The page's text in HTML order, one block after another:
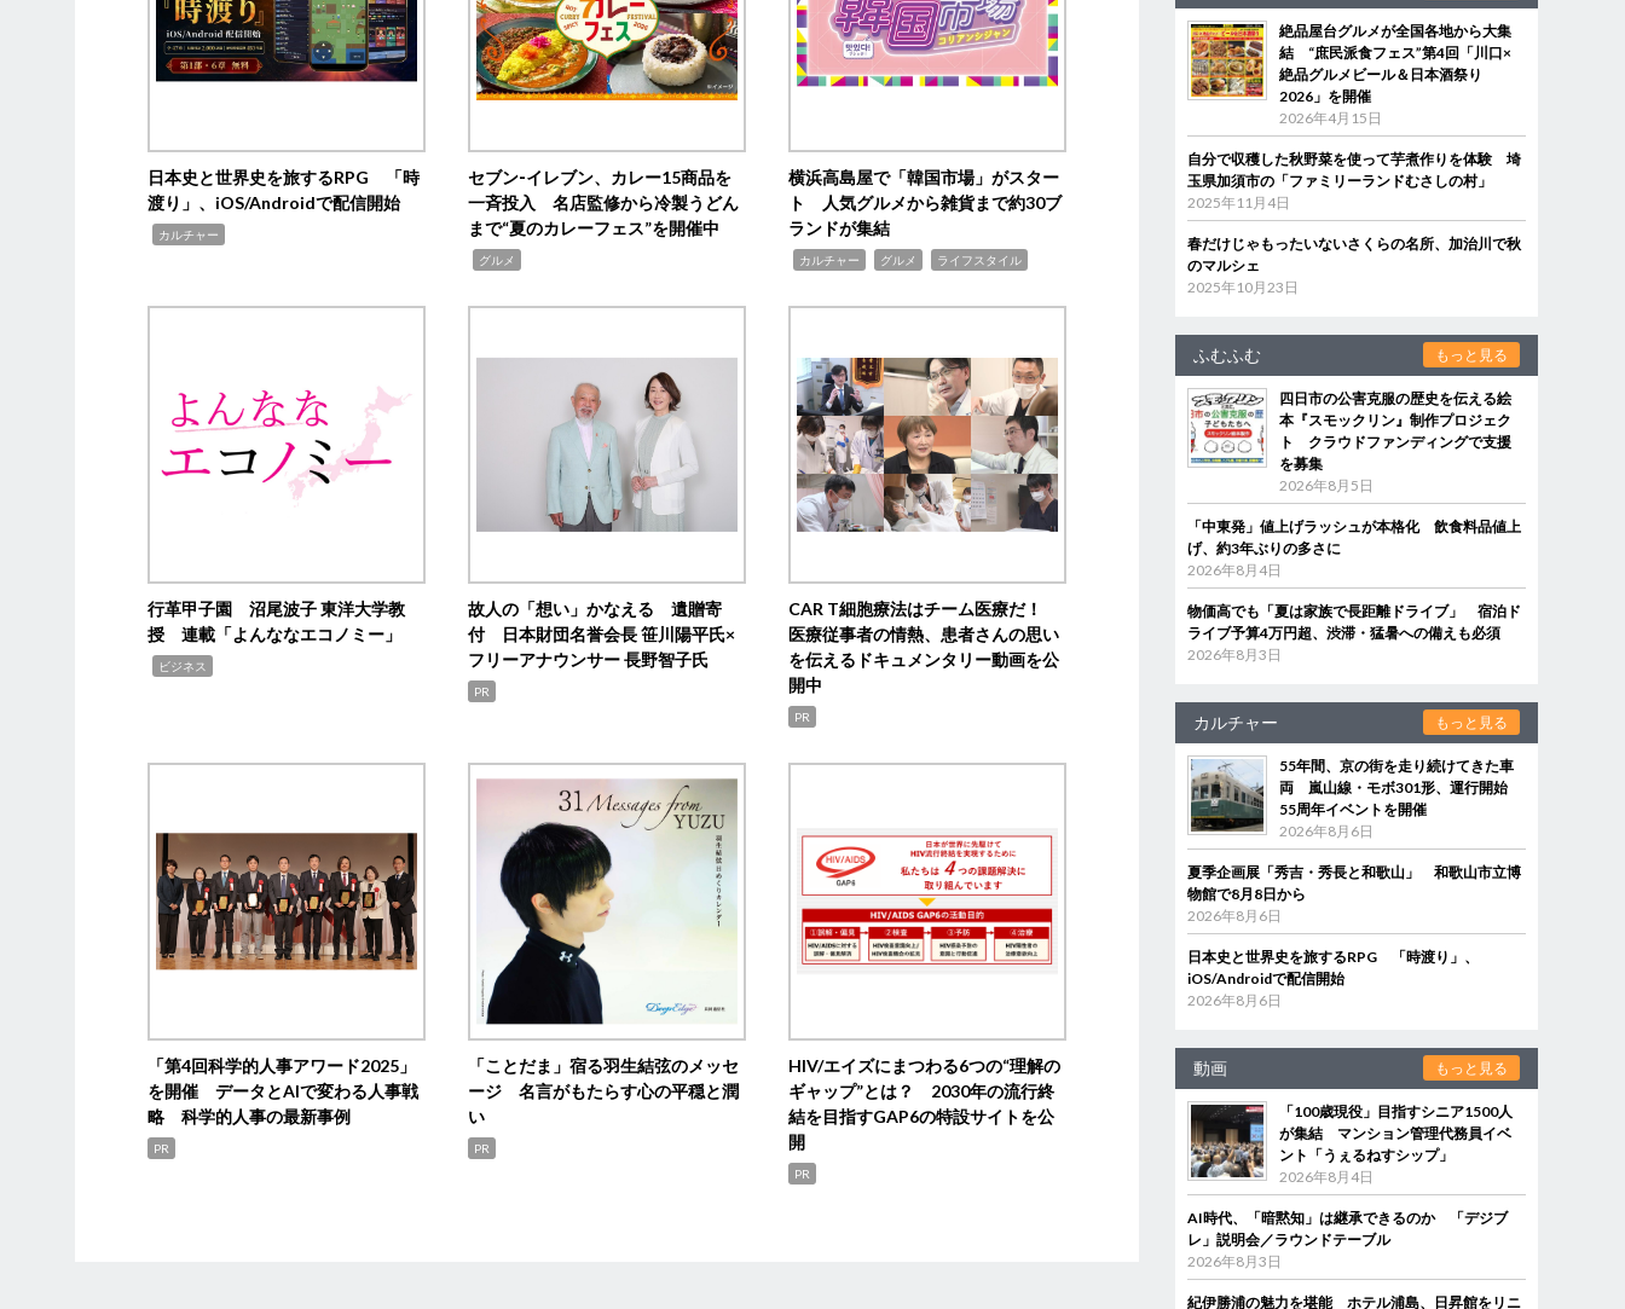
日本史と世界史を旅するRPG 「時
渡り」、iOS/Androidで配信開始
カルチャー
セブン‐イレブン、カレー15商品を
一斉投入 名店監修から冷製うどん
まで“夏のカレーフェス”を開催中
グルメ
横浜高島屋で「韓国市場」がスター
ト 人気グルメから雑貨まで約30ブ
ランドが集結
カルチャー グルメ ライフスタイル
行革甲子園 沼尾波子 東洋大学教
授 連載「よんななエコノミー」
ビジネス
故人の「想い」かなえる 遺贈寄
付 日本財団名誉会長 笹川陽平氏×
フリーアナウンサー 長野智子氏
PR
CAR T細胞療法はチーム医療だ！
医療従事者の情熱、患者さんの思い
を伝えるドキュメンタリー動画を公
開中
PR
「第4回科学的人事アワード2025」
を開催 データとAIで変わる人事戦
略 科学的人事の最新事例
PR
「ことだま」宿る羽生結弦のメッセ
ージ 名言がもたらす心の平穏と潤
い
PR
HIV/エイズにまつわる6つの“理解の
ギャップ”とは？ 2030年の流行終
結を目指すGAP6の特設サイトを公
開
PR
絶品屋台グルメが全国各地から大集
結 “庶民派食フェス”第4回「川口×
絶品グルメビール＆日本酒祭り
2026」を開催
2026年4月15日
自分で収穫した秋野菜を使って芋煮作りを体験 埼
玉県加須市の「ファミリーランドむさしの村」
2025年11月4日
春だけじゃもったいないさくらの名所、加治川で秋
のマルシェ
2025年10月23日
ふむふむ もっと見る
四日市の公害克服の歴史を伝える絵
本『スモックリン』制作プロジェク
ト クラウドファンディングで支援
を募集
2026年8月5日
「中東発」値上げラッシュが本格化 飲食料品値上
げ、約3年ぶりの多さに
2026年8月4日
物価高でも「夏は家族で長距離ドライブ」 宿泊ド
ライブ予算4万円超、渋滞・猛暑への備えも必須
2026年8月3日
カルチャー もっと見る
55年間、京の街を走り続けてきた車
両 嵐山線・モボ301形、運行開始
55周年イベントを開催
2026年8月6日
夏季企画展「秀吉・秀長と和歌山」 和歌山市立博
物館で8月8日から
2026年8月6日
日本史と世界史を旅するRPG 「時渡り」、
iOS/Androidで配信開始
2026年8月6日
動画 もっと見る
「100歳現役」目指すシニア1500人
が集結 マンション管理代務員イベ
ント「うぇるねすシップ」
2026年8月4日
AI時代、「暗黙知」は継承できるのか 「デジブ
レ」説明会／ラウンドテーブル
2026年8月3日
紀伊勝浦の魅力を堪能 ホテル浦島、日昇館をリニ